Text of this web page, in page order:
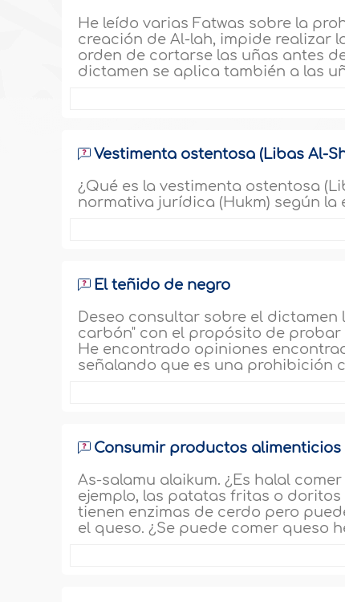
He leído varias Fatwas sobre la
creación de Al-lah, impide realizar
orden de cortarse las uñas antes
dictamen se aplica también a las
Vestimenta ostentosa (Libas Al-
¿Qué es la vestimenta ostentosa
normativa jurídica (Hukm) según la
El teñido de negro
Deseo consultar sobre el dictamen
carbón" con el propósito de
He encontrado opiniones
señalando que es una prohibición
Consumir productos
As-salamu alaikum. ¿Es halal
ejemplo, las patatas fritas o
tienen enzimas de cerdo pero
el queso. ¿Se puede comer queso